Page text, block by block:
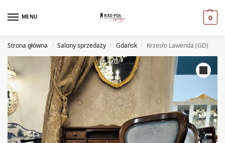
MENU 0
Strona główna / Salony sprzedaży / Gdańsk / Krzesło Lawenda (GD)